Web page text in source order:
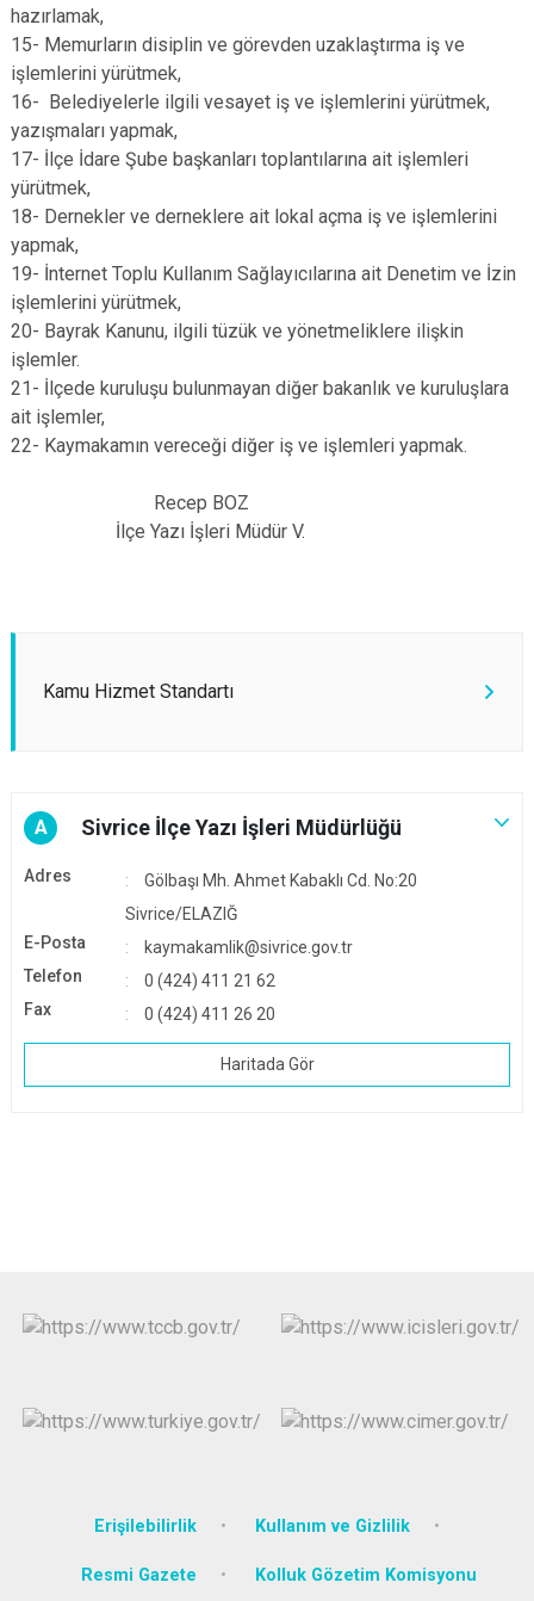
hazırlamak,
15- Memurların disiplin ve görevden uzaklaştırma iş ve
işlemlerini yürütmek,
16- Belediyelerle ilgili vesayet iş ve işlemlerini yürütmek,
yazışmaları yapmak,
17- İlçe İdare Şube başkanları toplantılarına ait işlemleri
yürütmek,
18- Dernekler ve derneklere ait lokal açma iş ve işlemlerini
yapmak,
19- İnternet Toplu Kullanım Sağlayıcılarına ait Denetim ve İzin
işlemlerini yürütmek,
20- Bayrak Kanunu, ilgili tüzük ve yönetmeliklere ilişkin
işlemler.
21- İlçede kuruluşu bulunmayan diğer bakanlık ve kuruluşlara
ait işlemler,
22- Kaymakamın vereceği diğer iş ve işlemleri yapmak.
Recep BOZ
İlçe Yazı İşleri Müdür V.
Kamu Hizmet Standartı
A Sivrice İlçe Yazı İşleri Müdürlüğü
Adres
Gölbaşı Mh. Ahmet Kabaklı Cd. No:20
Sivrice/ELAZIĞ
E-Posta
kaymakamlik@sivrice.gov.tr
Telefon
0 (424) 411 21 62
Fax
0 (424) 411 26 20
Haritada Gör
Erişilebilirlik Kullanım ve Gizlilik
Resmi Gazete Kolluk Gözetim Komisyonu